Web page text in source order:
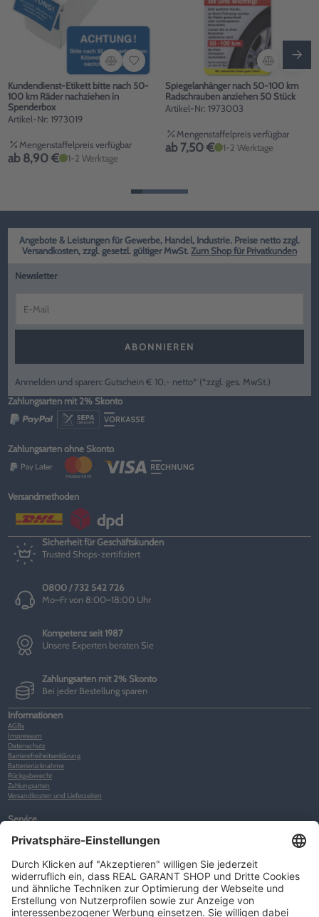
Kundendienst-Etikett bitte nach 50-
100 km Räder nachziehen in
Spenderbox
Artikel-Nr: 1973019
Mengenstaffelpreis verfügbar
ab 8,90 € 1-2 Werktage
Spiegelanhänger nach 50-100 km
Radschrauben anziehen 50 Stück
Artikel-Nr: 1973003
Mengenstaffelpreis verfügbar
ab 7,50 € 1-2 Werktage
Angebote & Leistungen für Gewerbe, Handel, Industrie. Preise netto zzgl.
Versandkosten, zzgl. gesetzl. gültiger MwSt. Zum Shop für Privatkunden
Newsletter
ABONNIEREN
Anmelden und sparen: Gutschein € 10,- netto* (*zzgl. ges. MwSt.)
Zahlungsarten mit 2% Skonto
Zahlungsarten ohne Skonto
Versandmethoden
Sicherheit für Geschäftskunden
Trusted Shops-zertifiziert
0800 / 732 542 726
Mo–Fr von 8:00–18:00 Uhr
Kompetenz seit 1987
Unsere Experten beraten Sie
Zahlungsarten mit 2% Skonto
Bei jeder Bestellung sparen
Informationen
AGBs
Impressum
Datenschutz
Barrierefreiheitserklärung
Batterierücknahme
Rückgaberecht
Zahlungsarten
Versandkosten und Lieferzeiten
Service
Warenkorb
Neues Kunden-Konto anlegen
Newsletter
Kontakt
FAQs
Über uns